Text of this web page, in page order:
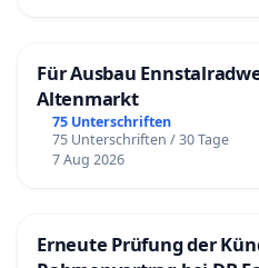
Für Ausbau
Altenmarkt
75 Unterschriften
75 Unterschriften / 30 Tage
7 Aug 2026
Erneute Prüfung der